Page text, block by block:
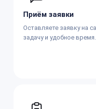
Приём заявки
Оставляете заявку на
задачу и удобное время.